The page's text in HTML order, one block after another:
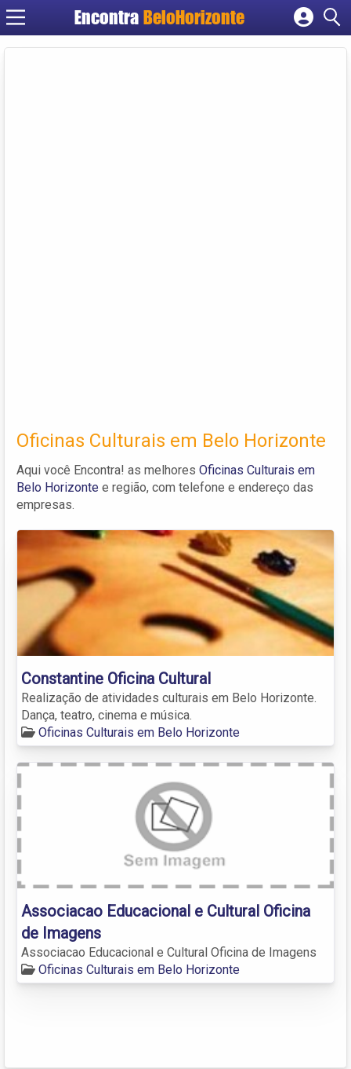
Encontra BeloHorizonte
Cadastrar empresa
Oficinas Culturais em Belo Horizonte
Aqui você Encontra! as melhores Oficinas Culturais em
Belo Horizonte e região, com telefone e endereço das
empresas.
Constantine Oficina Cultural
Realização de atividades culturais em Belo Horizonte.
Dança, teatro, cinema e música.
Oficinas Culturais em Belo Horizonte
Associacao Educacional e Cultural Oficina
de Imagens
Associacao Educacional e Cultural Oficina de Imagens
Oficinas Culturais em Belo Horizonte